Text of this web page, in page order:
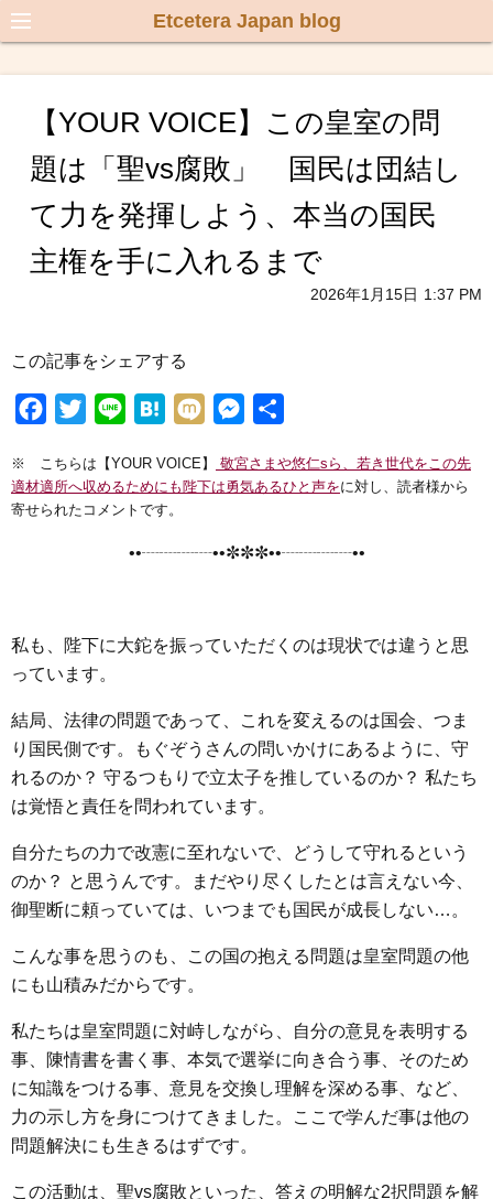
Etcetera Japan blog
【YOUR VOICE】この皇室の問
題は「聖vs腐敗」 国民は団結し
て力を発揮しよう、本当の国民
主権を手に入れるまで
2026年1月15日 1:37 PM
この記事をシェアする
c
e
i
n
e
H
t
M
x
s
n
r
※ こちらは【YOUR VOICE】
敬宮さまや悠仁sら、若き世代をこの先
適材適所へ収めるためにも陛下は勇気あるひと声をに対し、読者様から
寄せられたコメントです。
••┈┈┈┈••✼✼✼••┈┈┈┈••
私も、陛下に大鉈を振っていただくのは現状では違うと思
っています。
結局、法律の問題であって、これを変えるのは国会、つま
り国民側です。もぐぞうさんの問いかけにあるように、守
れるのか？ 守るつもりで立太子を推しているのか？ 私たち
は覚悟と責任を問われています。
自分たちの力で改憲に至れないで、どうして守れるという
のか？ と思うんです。まだやり尽くしたとは言えない今、
御聖断に頼っていては、いつまでも国民が成長しない…。
こんな事を思うのも、この国の抱える問題は皇室問題の他
にも山積みだからです。
私たちは皇室問題に対峙しながら、自分の意見を表明する
事、陳情書を書く事、本気で選挙に向き合う事、そのため
に知識をつける事、意見を交換し理解を深める事、など、
力の示し方を身につけてきました。ここで学んだ事は他の
問題解決にも生きるはずです。
この活動は、聖vs腐敗といった、答えの明解な2択問題を解